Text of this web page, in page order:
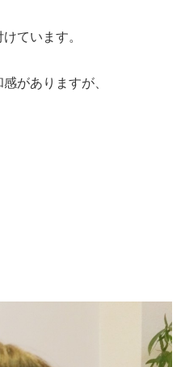
ています。
がありますが、